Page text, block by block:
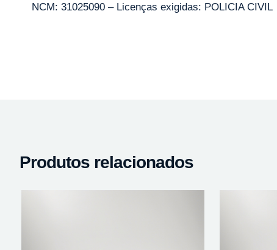
NCM: 31025090 – Licenças exigidas: POLICIA CIVIL
Produtos relacionados